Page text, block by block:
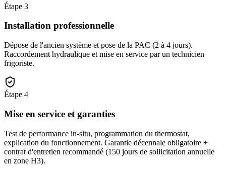
Étape 3
Installation professionnelle
Dépose de l'ancien système et pose de la PAC (2 à 4 jours).
Raccordement hydraulique et mise en service par un technicien
frigoriste.
Étape 4
Mise en service et garanties
Test de performance in-situ, programmation du thermostat,
explication du fonctionnement. Garantie décennale obligatoire +
contrat d'entretien recommandé (150 jours de sollicitation annuelle
en zone H3).